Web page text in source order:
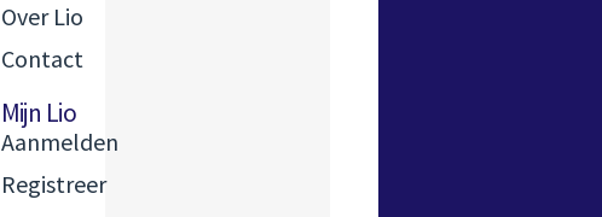
Over Lio
Contact
Mijn Lio
Aanmelden
Registreer